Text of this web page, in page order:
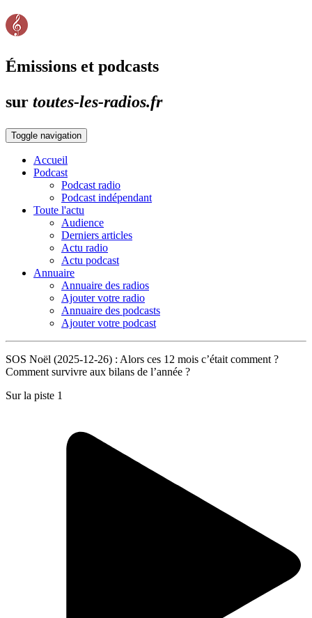
Émissions et podcasts
sur toutes-les-radios.fr
Toggle navigation
Accueil
Podcast
Podcast radio
Podcast indépendant
Toute l'actu
Audience
Derniers articles
Actu radio
Actu podcast
Annuaire
Annuaire des radios
Ajouter votre radio
Annuaire des podcasts
Ajouter votre podcast
SOS Noël (2025-12-26) : Alors ces 12 mois c’était comment ?
Comment survivre aux bilans de l’année ?
Sur la piste 1